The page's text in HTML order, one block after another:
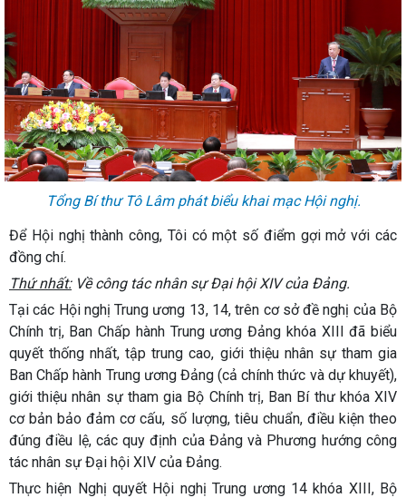
Tổng Bí thư Tô Lâm phát biểu khai mạc Hội nghị.
Để Hội nghị thành công, Tôi có một số điểm gợi mở với các
đồng chí.
Thứ nhất:Về công tác nhân sự Đại hội XIV của Đảng.
Tại các Hội nghị Trung ương 13, 14, trên cơ sở đề nghị của Bộ
Chính trị, Ban Chấp hành Trung ương Đảng khóa XIII đã biểu
quyết thống nhất, tập trung cao, giới thiệu nhân sự tham gia
Ban Chấp hành Trung ương Đảng (cả chính thức và dự khuyết),
giới thiệu nhân sự tham gia Bộ Chính trị, Ban Bí thư khóa XIV
cơ bản bảo đảm cơ cấu, số lượng, tiêu chuẩn, điều kiện theo
đúng điều lệ, các quy định của Đảng và Phương hướng công
tác nhân sự Đại hội XIV của Đảng.
Thực hiện Nghị quyết Hội nghị Trung ương14khóa XIII, Bộ